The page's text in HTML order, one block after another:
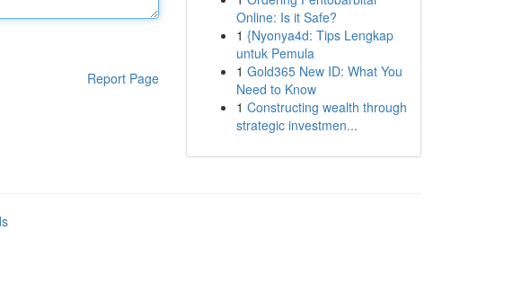
Report Page
Online: Is it Safe?
1 {Nyonya4d: Tips Lengkap
untuk Pemula
1 Gold365 New ID: What You
Need to Know
1 Constructing wealth through
strategic investmen...